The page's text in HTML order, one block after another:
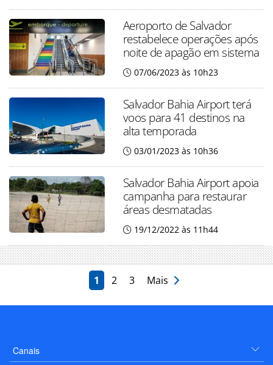
Aeroporto de Salvador
restabelece operações após
noite de apagão em sistema
07/06/2023 às 10h23
Salvador Bahia Airport terá
voos para 41 destinos na
alta temporada
03/01/2023 às 10h36
Salvador Bahia Airport apoia
campanha para restaurar
áreas desmatadas
19/12/2022 às 11h44
1 2 3 Mais
Canais